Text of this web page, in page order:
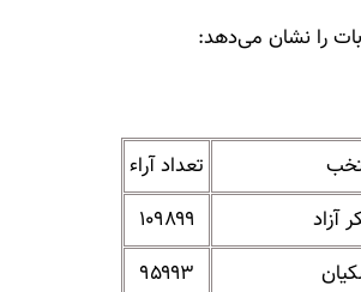
را نشان می‌دهد:
تعداد آراء
آزاد
۱۰۹۸۹۹
۹۵۹۹۳